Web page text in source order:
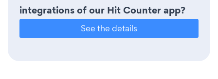
integrations of our Hit Counter app?
See the details